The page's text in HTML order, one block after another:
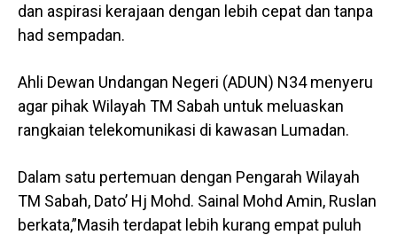
dan aspirasi kerajaan dengan lebih cepat dan tanpa
had sempadan.
Ahli Dewan Undangan Negeri (ADUN) N34 menyeru
agar pihak Wilayah TM Sabah untuk meluaskan
rangkaian telekomunikasi di kawasan Lumadan.
Dalam satu pertemuan dengan Pengarah Wilayah
TM Sabah, Dato’ Hj Mohd. Sainal Mohd Amin, Ruslan
berkata,”Masih terdapat lebih kurang empat puluh